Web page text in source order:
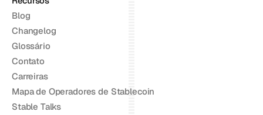
Blog
Changelog
Glossário
Contato
Carreiras
Mapa de Operadores de Stablecoin
Stable Talks